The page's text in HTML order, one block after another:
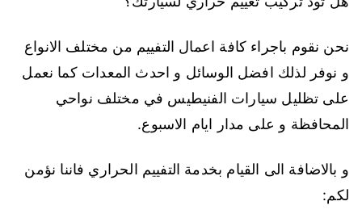
نحن نقوم باجراء كافة اعمال التفييم من مختلف الانواع
و نوفر لذلك افضل الوسائل و احدث المعدات كما نعمل
على تظليل سيارات الفنيطيس في مختلف نواحي
المحافظة و على مدار ايام الاسبوع.
و بالاضافة الى القيام بخدمة التفييم الحراري فاننا نؤمن
لكم: